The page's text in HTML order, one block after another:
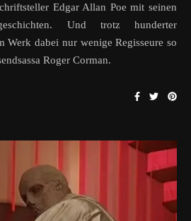
Edgar Allan Poe mit seinen
Und trotz hunderter
Werk dabei nur wenige Regisseure so
Roger Corman.